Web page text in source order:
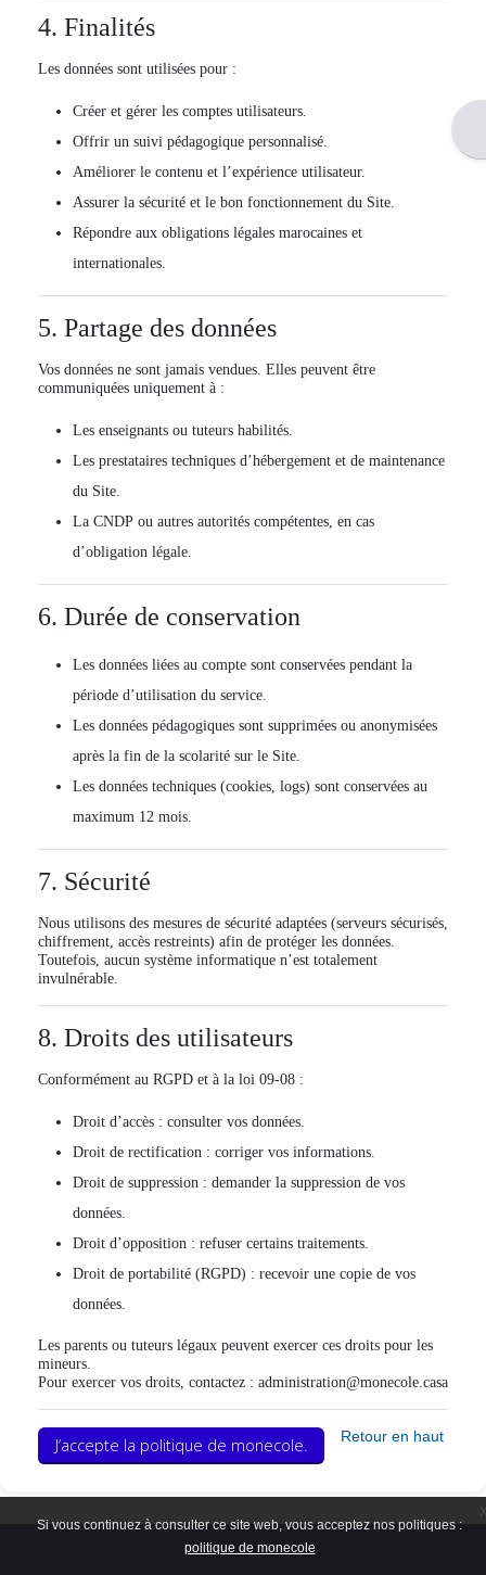
Si vous continuez à consulter ce site web, vous acceptez nos politiques :
politique de monecole
4. Finalités
Les données sont utilisées pour :
Créer et gérer les comptes utilisateurs.
Offrir un suivi pédagogique personnalisé.
Améliorer le contenu et l’expérience utilisateur.
Assurer la sécurité et le bon fonctionnement du Site.
Répondre aux obligations légales marocaines et
internationales.
5. Partage des données
Vos données ne sont jamais vendues. Elles peuvent être
communiquées uniquement à :
Les enseignants ou tuteurs habilités.
Les prestataires techniques d’hébergement et de maintenance
du Site.
La CNDP ou autres autorités compétentes, en cas
d’obligation légale.
6. Durée de conservation
Les données liées au compte sont conservées pendant la
période d’utilisation du service.
Les données pédagogiques sont supprimées ou anonymisées
après la fin de la scolarité sur le Site.
Les données techniques (cookies, logs) sont conservées au
maximum 12 mois.
7. Sécurité
Nous utilisons des mesures de sécurité adaptées (serveurs sécurisés,
chiffrement, accès restreints) afin de protéger les données.
Toutefois, aucun système informatique n’est totalement
invulnérable.
8. Droits des utilisateurs
Conformément au RGPD et à la loi 09-08 :
Droit d’accès : consulter vos données.
Droit de rectification : corriger vos informations.
Droit de suppression : demander la suppression de vos
données.
Droit d’opposition : refuser certains traitements.
Droit de portabilité (RGPD) : recevoir une copie de vos
données.
Les parents ou tuteurs légaux peuvent exercer ces droits pour les
mineurs.
Pour exercer vos droits, contactez : administration@monecole.casa
J’accepte la politique de monecole. Retour en haut